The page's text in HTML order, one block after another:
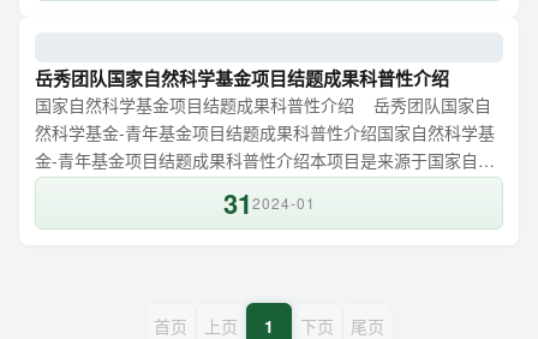
要系统化...
岳秀团队国家自然科学基金项目结题成果科普性介绍
国家自然科学基金项目结题成果科普性介绍 岳秀团队国家自
然科学基金-青年基金项目结题成果科普性介绍国家自然科学基
金-青年基金项目结题成果科普性介绍本项目是来源于国家自然
科学基金-青年基金项目，题名：磷酸盐对全程自养脱氮的影响
效应及微生物作用机理研究（51808157），起止时间 2019.1-
312024-01
首页 上页 1 下页 尾页